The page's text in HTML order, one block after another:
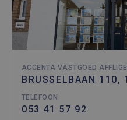
ACCENTA VASTGOED
BRUSSELBAAN 110,
TELEFOON
053 41 57 92